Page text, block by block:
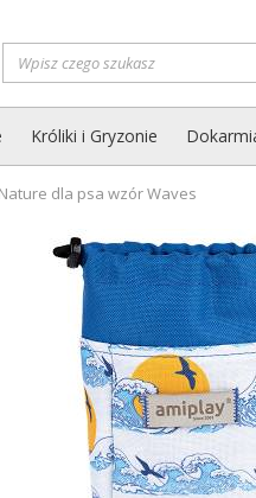
Króliki i Gryzonie
dla psa wzór Waves